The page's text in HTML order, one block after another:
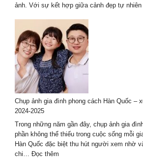
Tuyệt
ảnh. Với sự kết hợp giữa cảnh đẹp tự
Chụp ảnh gia đình phong cách Hàn Quốc –
2024-2025
Trong những năm gần đây, chụp ảnh gia
phần không thể thiếu trong cuộc sống mỗi
Hàn Quốc đặc biệt thu hút người xem nhờ
chi… Đọc thêm